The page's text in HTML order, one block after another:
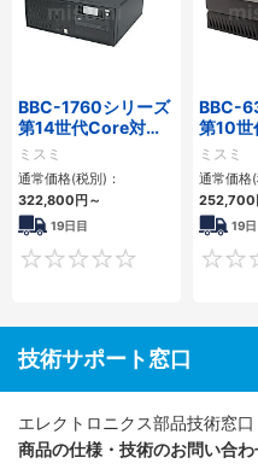
BBC-1760シリーズ
第14世代Core対応
小型フロアマウント
3PCIe
ミスミ
通常価格(税別)：
322,800円～
19日目
BBC-
第10世
小型フ
FAPC
ミスミ
通常価格(
252,700
19
技術サポート窓口
エレクトロニクス部品技術窓口
商品の仕様・技術のお問い合わ